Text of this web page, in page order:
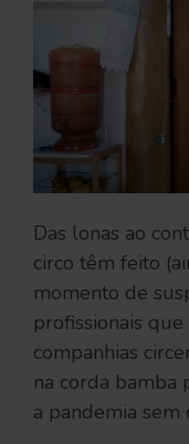
Das lonas ao
circo têm feito
momento de
profissionais
companhias
na corda bamba
a pandemia sem